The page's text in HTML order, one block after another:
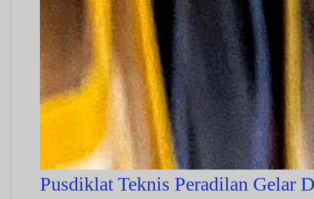
Pusdiklat Teknis Peradilan Gelar